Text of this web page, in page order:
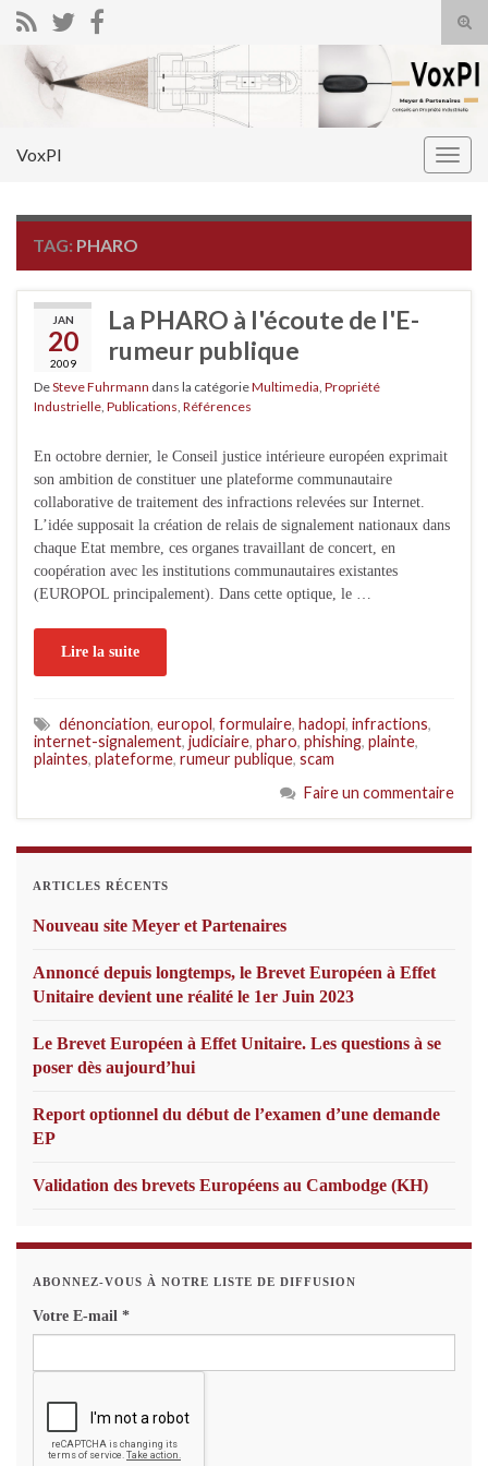
Search for:
VoxPI
TAG: PHARO
JAN
20
2009
La PHARO à l'écoute de l'E-
rumeur publique
DeSteve Fuhrmann dans la catégorieMultimedia Propriété
Industrielle Publications Références
En octobre dernier, le Conseil justice intérieure européen exprimait
son ambition de constituer une plateforme communautaire
collaborative de traitement des infractions relevées sur Internet.
L’idée supposait la création de relais de signalement nationaux dans
chaque Etat membre, ces organes travaillant de concert, en
coopération avec les institutions communautaires existantes
(EUROPOL principalement). Dans cette optique, le …
Lire la suite
dénonciation, europol, formulaire, hadopi, infractions,
internet-signalement, judiciaire, pharo, phishing, plainte,
plaintes, plateforme, rumeur publique, scam
Faire un commentaire
ARTICLES RÉCENTS
Nouveau site Meyer et Partenaires
Annoncé depuis longtemps, le Brevet Européen à Effet
Unitaire devient une réalité le 1er Juin 2023
Le Brevet Européen à Effet Unitaire. Les questions à se
poser dès aujourd’hui
Report optionnel du début de l’examen d’une demande
EP
Validation des brevets Européens au Cambodge (KH)
ABONNEZ-VOUS À NOTRE LISTE DE DIFFUSION
Votre E-mail *